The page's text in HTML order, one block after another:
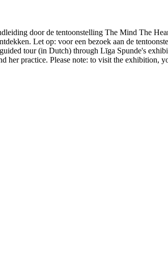
door de tentoonstelling The Mind The
Let op: voor een bezoek aan de
tour (in Dutch) through Līga Spunde's
practice. Please note: to visit the exhibition,